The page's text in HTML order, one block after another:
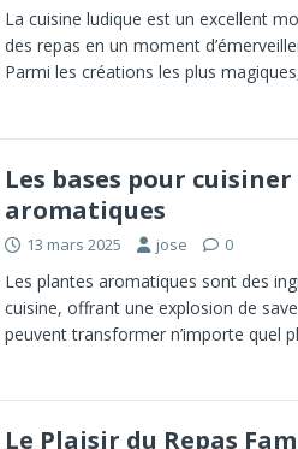
La cuisine ludique est un excellent
des repas en un moment
Parmi les créations les plus
Les bases pour
aromatiques
13 mars 2025 jose 0
Les plantes aromatiques sont des
cuisine, offrant une explosion de
peuvent transformer n’importe quel
Le Plaisir du Repas